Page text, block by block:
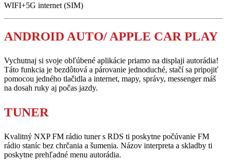
WIFI+5G internet (SIM)
ANDROID AUTO/ APPLE CAR PLAY
Vychutnaj si svoje obľúbené aplikácie priamo na displaji autorádia!
Táto funkcia je bezdôtová a párovanie jednoduché, stačí sa pripojiť
pomocou jedného tlačidla a internet, mapy, správy, messenger máš
na dosah ruky aj počas jazdy.
TUNER
Kvalitný NXP FM rádio tuner s RDS ti poskytne počúvanie FM
rádio staníc bez chrčania a šumenia. Názov interpreta a skladby ti
poskytne prehľadné menu autorádia.